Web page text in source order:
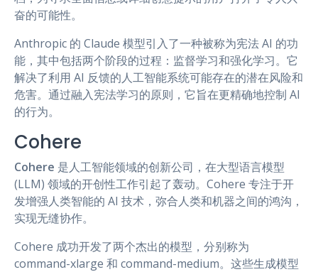
奋的可能性。
Anthropic 的 Claude 模型引入了一种被称为宪法 AI 的功
能，其中包括两个阶段的过程：监督学习和强化学习。它
解决了利用 AI 反馈的人工智能系统可能存在的潜在风险和
危害。通过融入宪法学习的原则，它旨在更精确地控制 AI
的行为。
Cohere
Cohere 是人工智能领域的创新公司，在大型语言模型
(LLM) 领域的开创性工作引起了轰动。Cohere 专注于开
发增强人类智能的 AI 技术，弥合人类和机器之间的鸿沟，
实现无缝协作。
Cohere 成功开发了两个杰出的模型，分别称为
command-xlarge 和 command-medium。这些生成模型